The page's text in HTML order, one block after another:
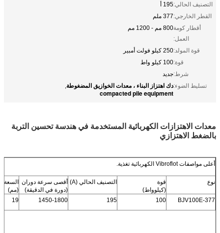
التصنيف الحالي:195 أ
القطر الخارجي:377 ملم
أقطار كومة
العمل:
800 مم - 1200 مم
قوة المولد:250 كيلو فولت أمبير
قوة:100 كيلو واط
شرط:جديد
تسليط الضوء:دك اهتزاز البناء ، معدات الخوازيق المضغوطة,
compacted pile equipment
معدات الاهتزازات الكهربائية المستخدمة في هندسة تحسين التربة
بالضغط الاهتزازي
أعلى مواصفات Vibroflot الكهربائية تغذية.
نوع
قوة
(كيلوواط)
التصنيف الحالي (A)
أقصى سرعة دوران
(دورة في الدقيقة)
السعة
(مم)
BJV100E-377
100
195
1450-1800
19